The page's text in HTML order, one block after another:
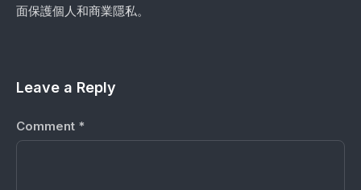
面保護個人和商業隱私。
Leave a Reply
Comment *